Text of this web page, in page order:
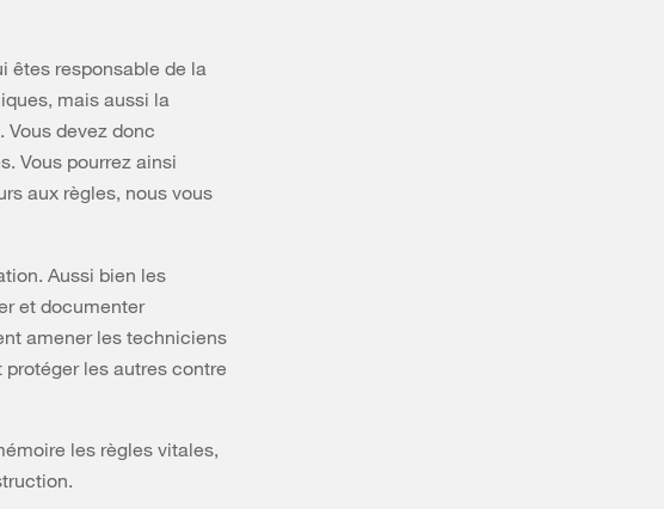
êtes responsable de la
mais aussi la
devez donc
Vous pourrez ainsi
aux règles, nous vous
Aussi bien les
et documenter
amener les techniciens
les autres contre
les règles vitales,